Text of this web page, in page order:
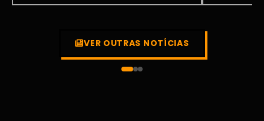
VER OUTRAS NOTÍCIAS